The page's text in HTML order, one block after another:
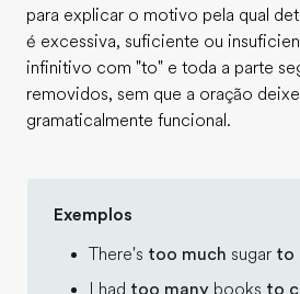
para explicar o motivo pela qual
é excessiva, suficiente ou
infinitivo com "to" e toda a parte
removidos, sem que a oração
gramaticalmente funcional.
Exemplos
There's too much sugar to
I had too many books to